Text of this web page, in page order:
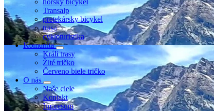
horský bicykel
Transalp
pretekársky bicykel
trasa
cykloturistika
Komunita
Králi trasy
Žlté tričko
Červeno biele tričko
O nás
Naše ciele
Kontakt
Impresum